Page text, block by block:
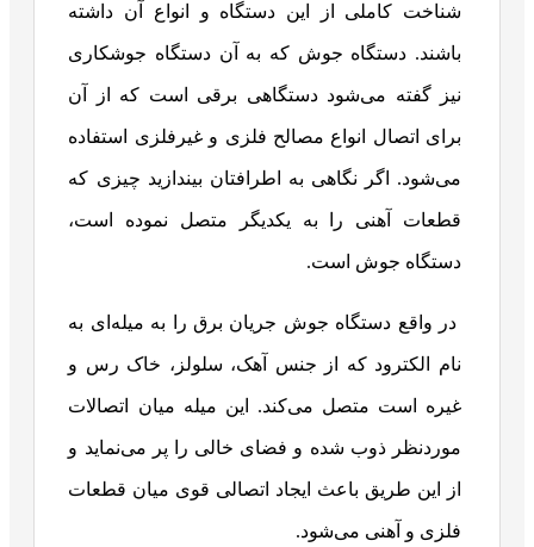
شناخت کاملی از این دستگاه و انواع آن داشته
باشند. دستگاه جوش که به آن دستگاه جوشکاری
نیز گفته می‌شود دستگاهی برقی است که از آن
برای اتصال انواع مصالح فلزی و غیرفلزی استفاده
می‌شود. اگر نگاهی به اطرافتان بیندازید چیزی که
قطعات آهنی را به یکدیگر متصل نموده است،
دستگاه جوش است.
در واقع دستگاه جوش جریان برق را به میله‌ای به
نام الکترود که از جنس آهک، سلولز، خاک رس و
غیره است متصل می‌کند. این میله میان اتصالات
موردنظر ذوب شده و فضای خالی را پر می‌نماید و
از این طریق باعث ایجاد اتصالی قوی میان قطعات
فلزی و آهنی می‌شود.